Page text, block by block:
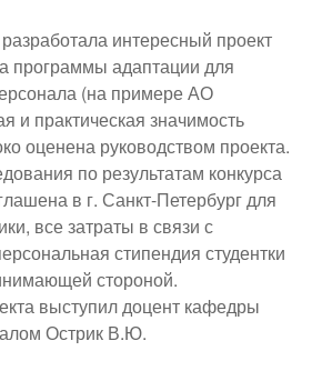
интересный проект
программы адаптации для
(на примере АО
и практическая значимость
оценена руководством проекта.
по результатам конкурса
в г. Санкт-Петербург для
все затраты в связи с
стипендия студентки
стороной.
выступил доцент кафедры
Острик В.Ю.